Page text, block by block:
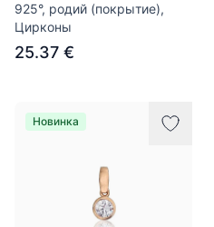
925°, родий (покрытие),
Цирконы
25.37 €
Новинка